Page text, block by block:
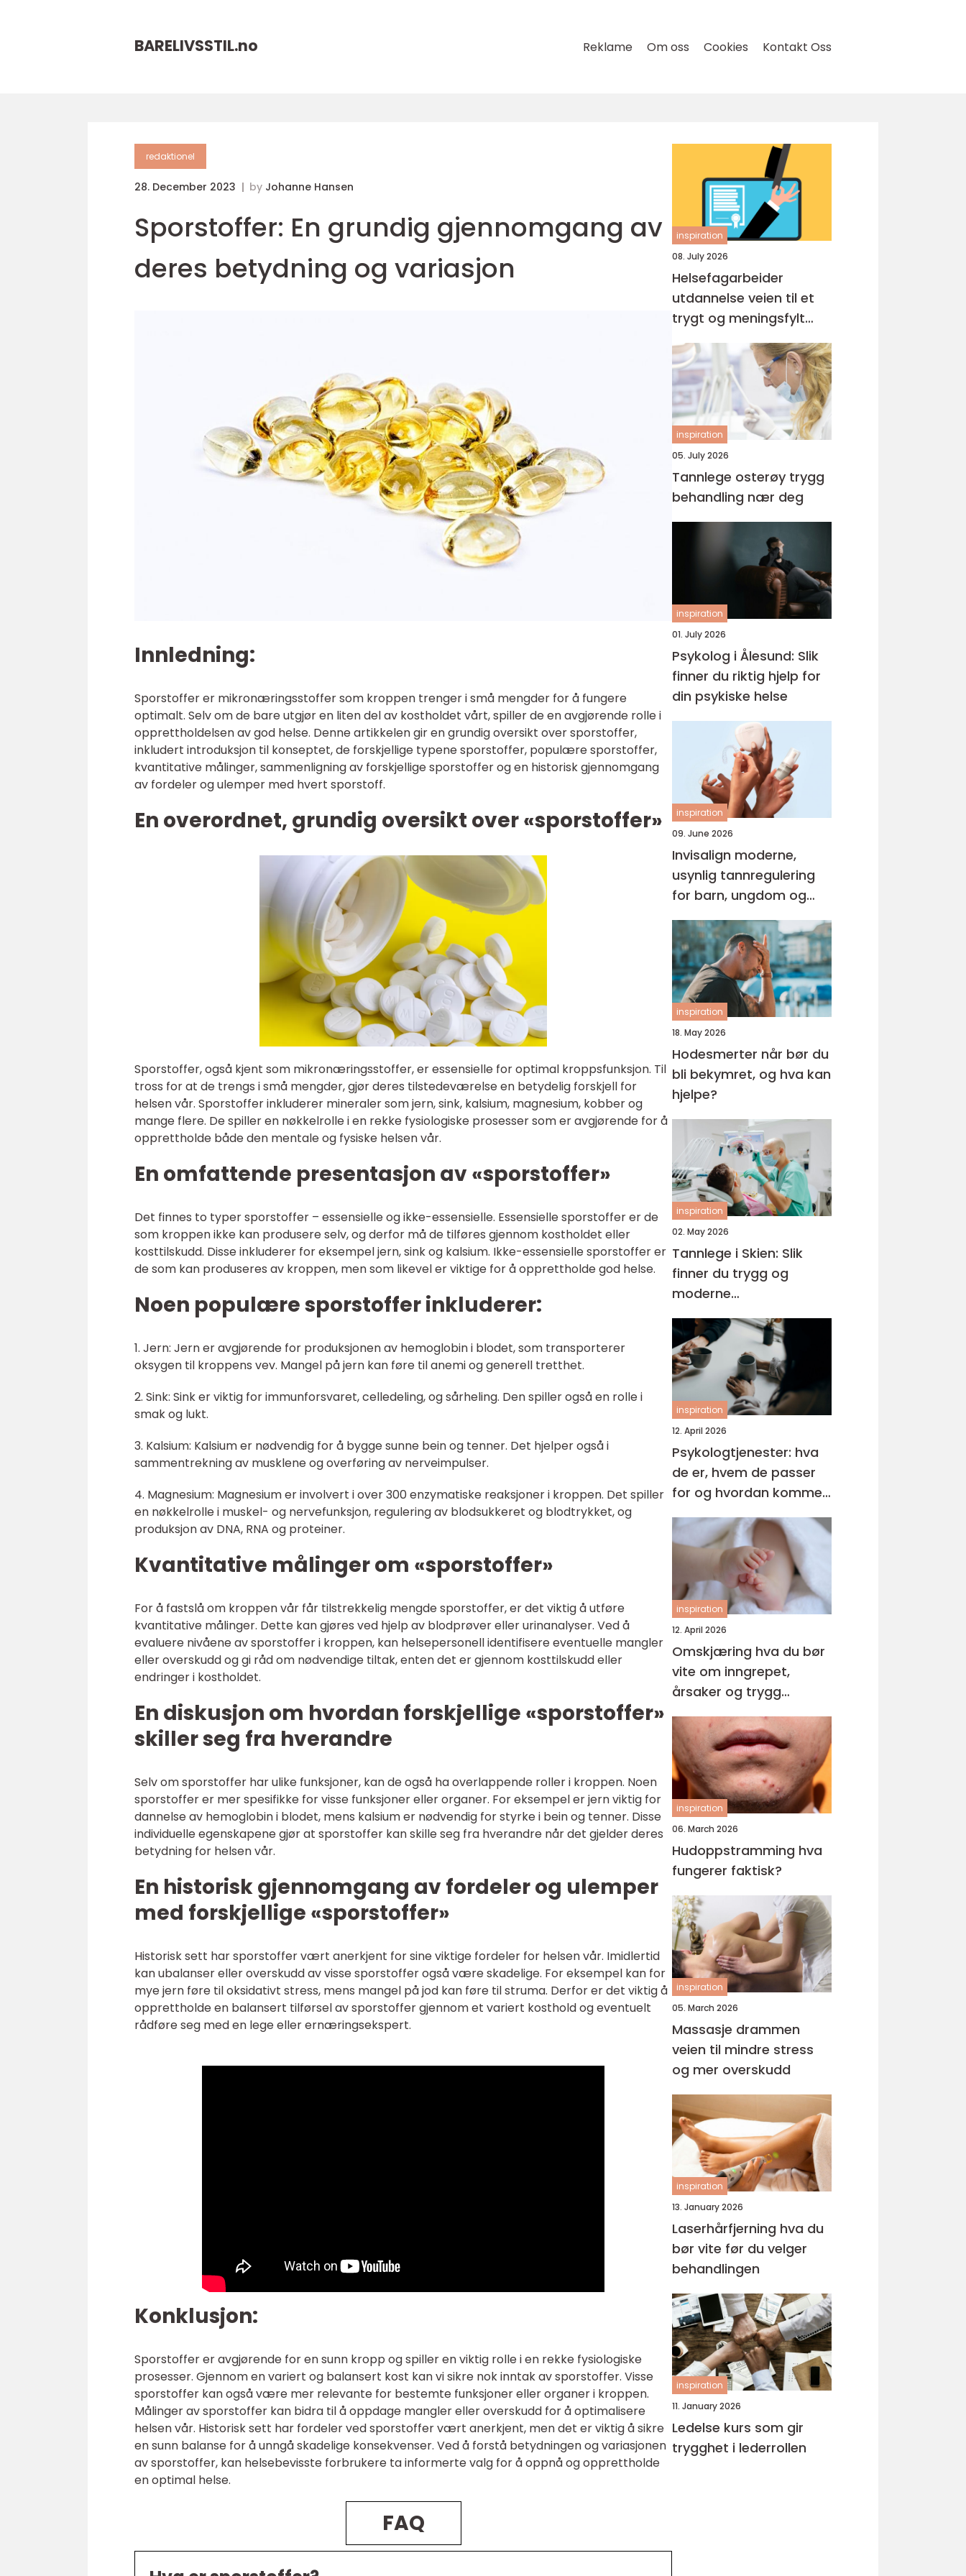
BARELIVSSTIL.no Reklame Om oss Cookies Kontakt Oss
redaktionel
28. December 2023 by Johanne Hansen
Sporstoffer: En grundig gjennomgang av
deres betydning og variasjon
Innledning:
Sporstoffer er mikronæringsstoffer som kroppen trenger i små mengder for å fungere
optimalt. Selv om de bare utgjør en liten del av kostholdet vårt, spiller de en avgjørende rolle i
opprettholdelsen av god helse. Denne artikkelen gir en grundig oversikt over sporstoffer,
inkludert introduksjon til konseptet, de forskjellige typene sporstoffer, populære sporstoffer,
kvantitative målinger, sammenligning av forskjellige sporstoffer og en historisk gjennomgang
av fordeler og ulemper med hvert sporstoff.
En overordnet, grundig oversikt over «sporstoffer»
Sporstoffer, også kjent som mikronæringsstoffer, er essensielle for optimal kroppsfunksjon. Til
tross for at de trengs i små mengder, gjør deres tilstedeværelse en betydelig forskjell for
helsen vår. Sporstoffer inkluderer mineraler som jern, sink, kalsium, magnesium, kobber og
mange flere. De spiller en nøkkelrolle i en rekke fysiologiske prosesser som er avgjørende for å
opprettholde både den mentale og fysiske helsen vår.
En omfattende presentasjon av «sporstoffer»
Det finnes to typer sporstoffer – essensielle og ikke-essensielle. Essensielle sporstoffer er de
som kroppen ikke kan produsere selv, og derfor må de tilføres gjennom kostholdet eller
kosttilskudd. Disse inkluderer for eksempel jern, sink og kalsium. Ikke-essensielle sporstoffer er
de som kan produseres av kroppen, men som likevel er viktige for å opprettholde god helse.
Noen populære sporstoffer inkluderer:
1. Jern: Jern er avgjørende for produksjonen av hemoglobin i blodet, som transporterer
oksygen til kroppens vev. Mangel på jern kan føre til anemi og generell tretthet.
2. Sink: Sink er viktig for immunforsvaret, celledeling, og sårheling. Den spiller også en rolle i
smak og lukt.
3. Kalsium: Kalsium er nødvendig for å bygge sunne bein og tenner. Det hjelper også i
sammentrekning av musklene og overføring av nerveimpulser.
4. Magnesium: Magnesium er involvert i over 300 enzymatiske reaksjoner i kroppen. Det spiller
en nøkkelrolle i muskel- og nervefunksjon, regulering av blodsukkeret og blodtrykket, og
produksjon av DNA, RNA og proteiner.
Kvantitative målinger om «sporstoffer»
For å fastslå om kroppen vår får tilstrekkelig mengde sporstoffer, er det viktig å utføre
kvantitative målinger. Dette kan gjøres ved hjelp av blodprøver eller urinanalyser. Ved å
evaluere nivåene av sporstoffer i kroppen, kan helsepersonell identifisere eventuelle mangler
eller overskudd og gi råd om nødvendige tiltak, enten det er gjennom kosttilskudd eller
endringer i kostholdet.
En diskusjon om hvordan forskjellige «sporstoffer»
skiller seg fra hverandre
Selv om sporstoffer har ulike funksjoner, kan de også ha overlappende roller i kroppen. Noen
sporstoffer er mer spesifikke for visse funksjoner eller organer. For eksempel er jern viktig for
dannelse av hemoglobin i blodet, mens kalsium er nødvendig for styrke i bein og tenner. Disse
individuelle egenskapene gjør at sporstoffer kan skille seg fra hverandre når det gjelder deres
betydning for helsen vår.
En historisk gjennomgang av fordeler og ulemper
med forskjellige «sporstoffer»
Historisk sett har sporstoffer vært anerkjent for sine viktige fordeler for helsen vår. Imidlertid
kan ubalanser eller overskudd av visse sporstoffer også være skadelige. For eksempel kan for
mye jern føre til oksidativt stress, mens mangel på jod kan føre til struma. Derfor er det viktig å
opprettholde en balansert tilførsel av sporstoffer gjennom et variert kosthold og eventuelt
rådføre seg med en lege eller ernæringsekspert.
Konklusjon:
Sporstoffer er avgjørende for en sunn kropp og spiller en viktig rolle i en rekke fysiologiske
prosesser. Gjennom en variert og balansert kost kan vi sikre nok inntak av sporstoffer. Visse
sporstoffer kan også være mer relevante for bestemte funksjoner eller organer i kroppen.
Målinger av sporstoffer kan bidra til å oppdage mangler eller overskudd for å optimalisere
helsen vår. Historisk sett har fordeler ved sporstoffer vært anerkjent, men det er viktig å sikre
en sunn balanse for å unngå skadelige konsekvenser. Ved å forstå betydningen og variasjonen
av sporstoffer, kan helsebevisste forbrukere ta informerte valg for å oppnå og opprettholde
en optimal helse.
FAQ
inspiration
08. July 2026
Helsefagarbeider
utdannelse veien til et
trygt og meningsfylt
yrke
inspiration
05. July 2026
Tannlege osterøy trygg
behandling nær deg
inspiration
01. July 2026
Psykolog i Ålesund: Slik
finner du riktig hjelp for
din psykiske helse
inspiration
09. June 2026
Invisalign moderne,
usynlig tannregulering
for barn, ungdom og
voksne
inspiration
18. May 2026
Hodesmerter når bør du
bli bekymret, og hva kan
hjelpe?
inspiration
02. May 2026
Tannlege i Skien: Slik
finner du trygg og
moderne
tannbehandling
inspiration
12. April 2026
Psykologtjenester: hva
de er, hvem de passer
for og hvordan komme i
gang
inspiration
12. April 2026
Omskjæring hva du bør
vite om inngrepet,
årsaker og trygg
behandling
inspiration
06. March 2026
Hudoppstramming hva
fungerer faktisk?
inspiration
05. March 2026
Massasje drammen
veien til mindre stress
og mer overskudd
inspiration
13. January 2026
Laserhårfjerning hva du
bør vite før du velger
behandlingen
inspiration
11. January 2026
Ledelse kurs som gir
trygghet i lederrollen